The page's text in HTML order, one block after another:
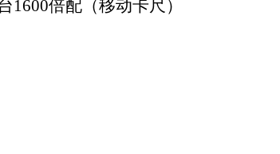
1600倍配（移动卡尺）